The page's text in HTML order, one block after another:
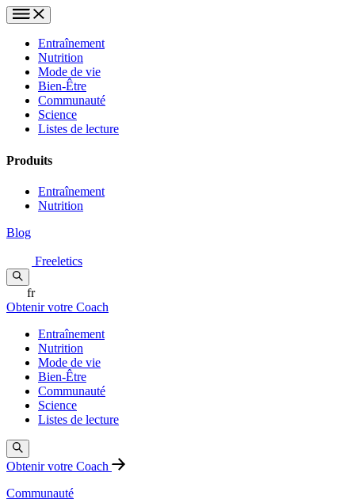
Entraînement
Nutrition
Mode de vie
Bien-Être
Communauté
Science
Listes de lecture
Produits
Entraînement
Nutrition
Blog
Freeletics
fr
Obtenir votre Coach
Entraînement
Nutrition
Mode de vie
Bien-Être
Communauté
Science
Listes de lecture
Obtenir votre Coach
Communauté